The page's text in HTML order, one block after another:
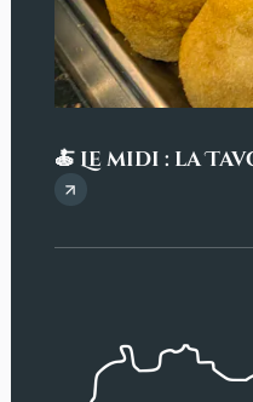
🍝 Le midi : la